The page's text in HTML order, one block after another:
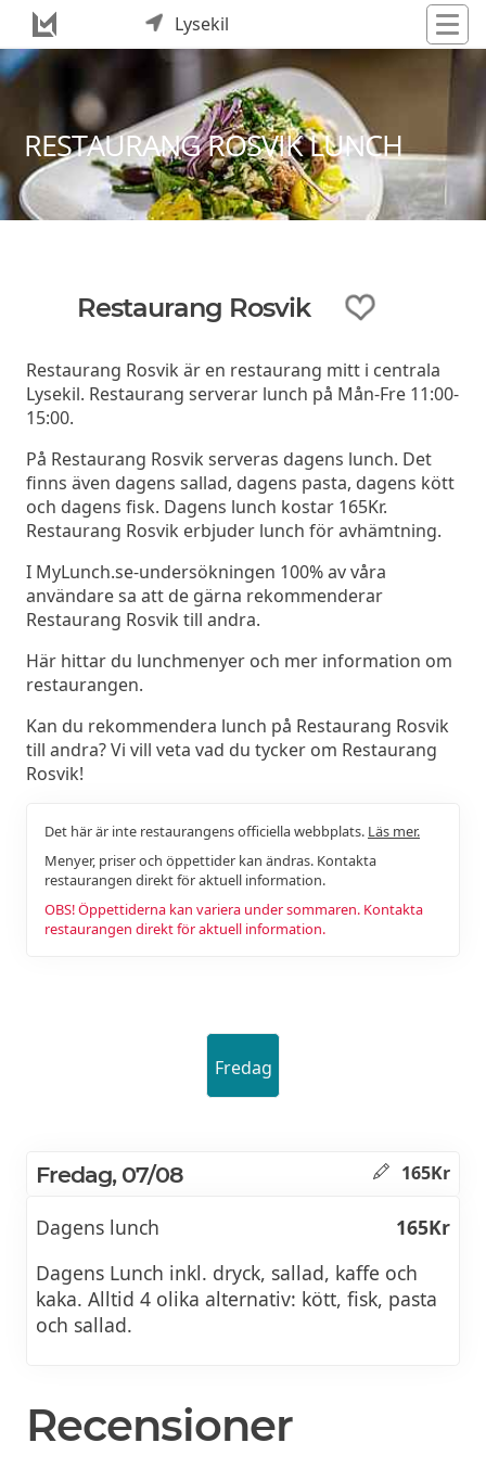
Lysekil
RESTAURANG ROSVIK LUNCH
Restaurang Rosvik
Restaurang Rosvik är en restaurang mitt i centrala
Lysekil. Restaurang serverar lunch på Mån-Fre 11:00-
15:00.
På Restaurang Rosvik serveras dagens lunch. Det
finns även dagens sallad, dagens pasta, dagens kött
och dagens fisk. Dagens lunch kostar 165Kr.
Restaurang Rosvik erbjuder lunch för avhämtning.
I MyLunch.se-undersökningen 100% av våra
användare sa att de gärna rekommenderar
Restaurang Rosvik till andra.
Här hittar du lunchmenyer och mer information om
restaurangen.
Kan du rekommendera lunch på Restaurang Rosvik
till andra? Vi vill veta vad du tycker om Restaurang
Rosvik!
Det här är inte restaurangens officiella webbplats. Läs mer.
Menyer, priser och öppettider kan ändras. Kontakta
restaurangen direkt för aktuell information.
OBS! Öppettiderna kan variera under sommaren. Kontakta
restaurangen direkt för aktuell information.
Fredag
Fredag, 07/08 165Kr
Dagens lunch
165Kr
Dagens Lunch inkl. dryck, sallad, kaffe och
kaka. Alltid 4 olika alternativ: kött, fisk, pasta
och sallad.
Recensioner